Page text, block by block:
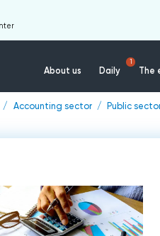
About us Daily
1
The
Accounting sector Public